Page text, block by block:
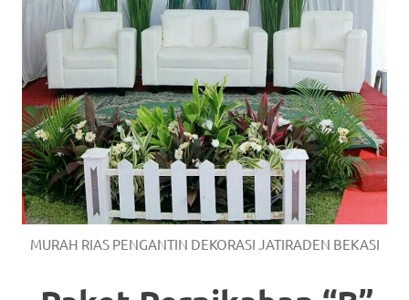
MURAH RIAS PENGANTIN DEKORASI JATIRADEN BEKASI